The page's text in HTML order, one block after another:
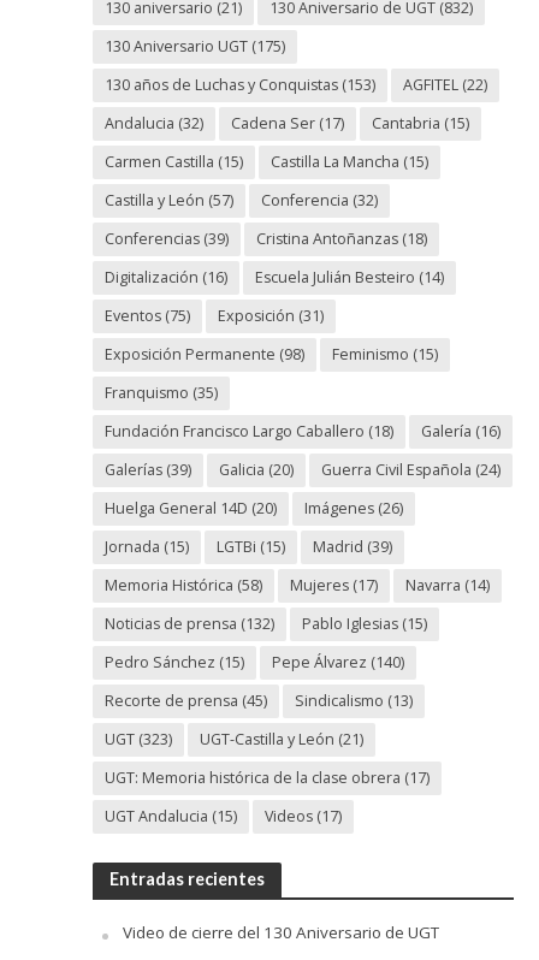
130 aniversario (21) 130 Aniversario de UGT(832)
130 Aniversario UGT(175)
130 años de Luchas y Conquistas(153) AGFITEL(22)
Andalucia (32) Cadena Ser(17) Cantabria (15)
Carmen Castilla (15) Castilla La Mancha (15)
Castilla y León (57) Conferencia (32)
Conferencias(39) Cristina Antoñanzas(18)
Digitalización (16) Escuela Julián Besteiro (14)
Eventos(75) Exposición (31)
Exposición Permanente (98) Feminismo (15)
Franquismo (35)
Fundación Francisco Largo Caballero (18) Galería (16)
Galerías(39) Galicia (20) Guerra Civil Española (24)
Huelga General 14D (20) Imágenes(26)
Jornada (15) LGTBi (15) Madrid (39)
Memoria Histórica (58) Mujeres(17) Navarra (14)
Noticias de prensa (132) Pablo Iglesias(15)
Pedro Sánchez (15) Pepe Álvarez (140)
Recorte de prensa (45) Sindicalismo (13)
UGT(323) UGT-Castilla y León (21)
UGT: Memoria histórica de la clase obrera (17)
UGT Andalucia (15) Videos(17)
Entradas recientes
Video de cierre del 130 Aniversario de UGT